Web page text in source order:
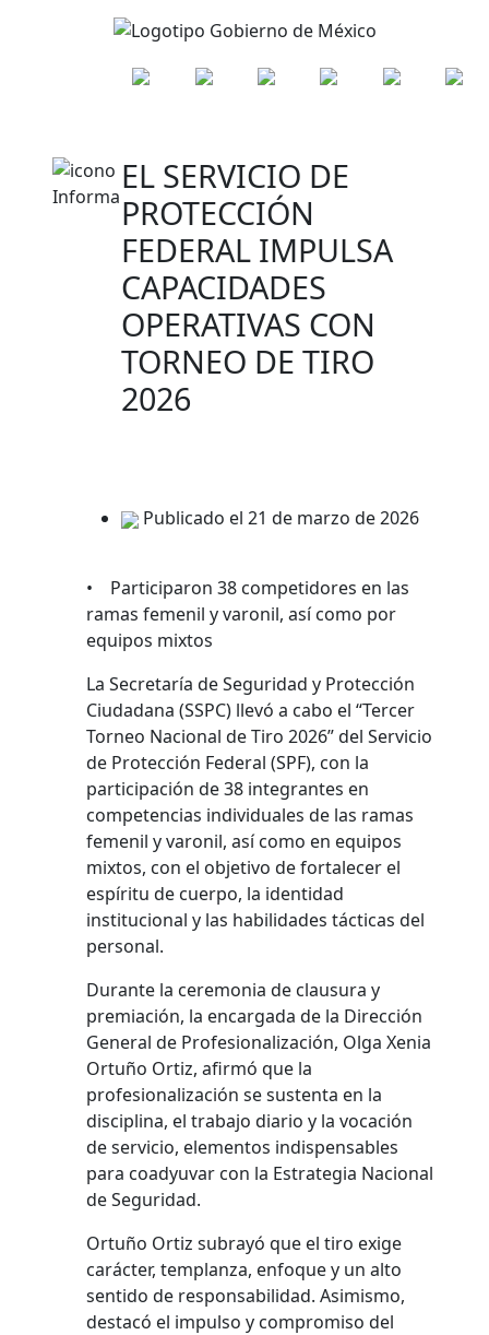
EL SERVICIO DE
PROTECCIÓN
FEDERAL IMPULSA
CAPACIDADES
OPERATIVAS CON
TORNEO DE TIRO
2026
Publicado el 21 de marzo de 2026
• Participaron 38 competidores en las
ramas femenil y varonil, así como por
equipos mixtos
La Secretaría de Seguridad y Protección
Ciudadana (SSPC) llevó a cabo el “Tercer
Torneo Nacional de Tiro 2026” del Servicio
de Protección Federal (SPF), con la
participación de 38 integrantes en
competencias individuales de las ramas
femenil y varonil, así como en equipos
mixtos, con el objetivo de fortalecer el
espíritu de cuerpo, la identidad
institucional y las habilidades tácticas del
personal.
Durante la ceremonia de clausura y
premiación, la encargada de la Dirección
General de Profesionalización, Olga Xenia
Ortuño Ortiz, afirmó que la
profesionalización se sustenta en la
disciplina, el trabajo diario y la vocación
de servicio, elementos indispensables
para coadyuvar con la Estrategia Nacional
de Seguridad.
Ortuño Ortiz subrayó que el tiro exige
carácter, templanza, enfoque y un alto
sentido de responsabilidad. Asimismo,
destacó el impulso y compromiso del